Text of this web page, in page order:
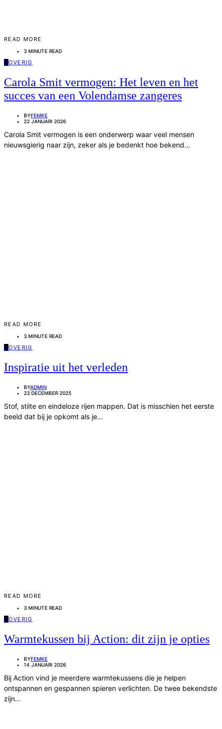
READ MORE
3 MINUTE READ
OOVERIG
Carola Smit vermogen: Het leven en het
succes van een Volendamse zangeres
BYFEMKE
22 JANUARI 2026
Carola Smit vermogen is een onderwerp waar veel mensen
nieuwsgierig naar zijn, zeker als je bedenkt hoe bekend…
READ MORE
3 MINUTE READ
OOVERIG
Inspiratie uit het verleden
BYADMIN
23 DECEMBER 2025
Stof, stilte en eindeloze rijen mappen. Dat is misschien het eerste
beeld dat bij je opkomt als je…
READ MORE
3 MINUTE READ
OOVERIG
Warmtekussen bij Action: dit zijn je opties
BYFEMKE
14 JANUARI 2026
Bij Action vind je meerdere warmtekussens die je helpen
ontspannen en gespannen spieren verlichten. De twee bekendste
zijn…